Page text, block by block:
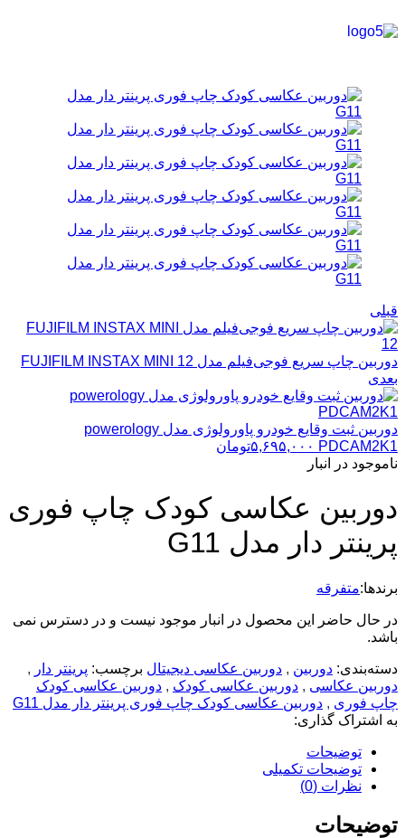
قبلی
دوربین چاپ سریع فوجی‌فیلم مدل FUJIFILM INSTAX MINI 12
بعدی
دوربین ثبت وقایع خودرو پاورولوژی مدل powerology
PDCAM2K1 ۵,۶۹۵,۰۰۰تومان
ناموجود در انبار
دوربین عکاسی کودک چاپ فوری
پرینتر دار مدل G11
برندها:متفرقه
در حال حاضر این محصول در انبار موجود نیست و در دسترس نمی
باشد.
دسته‌بندی: دوربین , دوربین عکاسی دیجیتال برچسب: پرینتر دار ,
دوربین عکاسی , دوربین عکاسی کودک , دوربین عکاسی کودک
چاپ فوری , دوربین عکاسی کودک چاپ فوری پرینتر دار مدل G11
به اشتراک گذاری:
توضیحات
توضیحات تکمیلی
نظرات (0)
توضیحات